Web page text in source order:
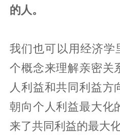
的人。
我们也可以用经济学
个概念来理解亲密关
人利益和共同利益方
朝向个人利益最大化
来了共同利益的最大化